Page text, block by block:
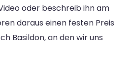
oder beschreib ihn am
daraus einen festen Preis
Basildon, an den wir uns